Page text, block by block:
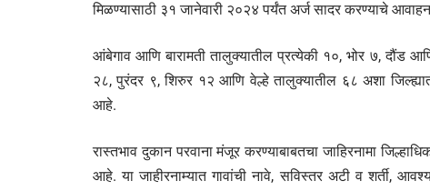
मिळण्यासाठी ३१ जानेवारी २०२४ पर्यंत अर्ज सादर करण्याचे
आंबेगाव आणि बारामती तालुक्यातील प्रत्येकी १०, भोर ७, दौंड
२८, पुरंदर ९, शिरुर १२ आणि वेल्हे तालुक्यातील ६८ अशा
आहे.
रास्तभाव दुकान परवाना मंजूर करण्याबाबतचा जाहिरनामा
आहे. या जाहीरनाम्यात गावांची नावे, सविस्तर अटी व शर्ती,